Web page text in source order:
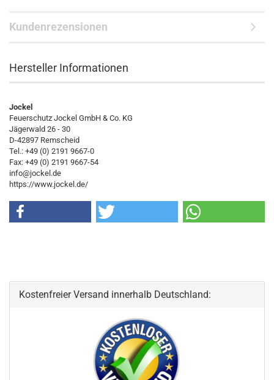
Kundenrezensionen
Hersteller Informationen
Jockel
Feuerschutz Jockel GmbH & Co. KG
Jägerwald 26 - 30
D-42897 Remscheid
Tel.: +49 (0) 2191 9667-0
Fax: +49 (0) 2191 9667-54
info@jockel.de
https://www.jockel.de/
Kostenfreier Versand innerhalb Deutschland: